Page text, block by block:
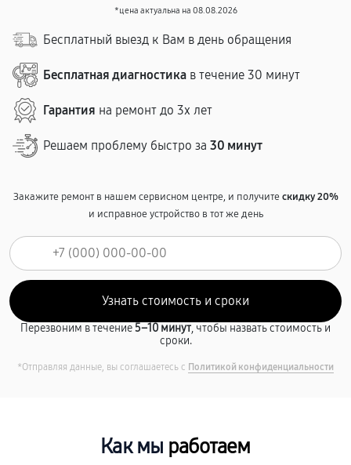
*цена актуальна на 08.08.2026
Бесплатный выезд к Вам в день обращения
Бесплатная диагностика в течение 30 минут
Гарантия на ремонт до 3х лет
Решаем проблему быстро за 30 минут
Закажите ремонт в нашем сервисном центре, и получитескидку 20%
и исправное устройство в тот же день
Перезвоним в течение5–10 минут, чтобы назвать стоимость и
сроки.
*Отправляя данные, вы соглашаетесь с Политикой конфиденциальности
Как мы работаем